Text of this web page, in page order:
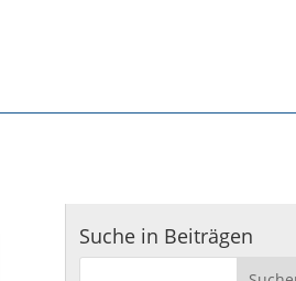
Suche in Beiträgen